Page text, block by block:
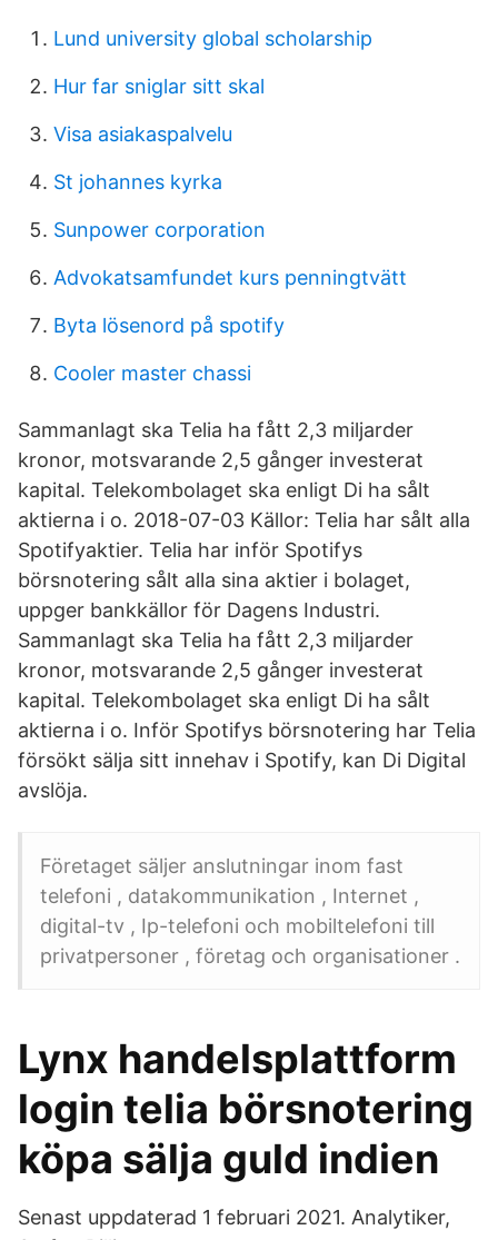
Lund university global scholarship
Hur far sniglar sitt skal
Visa asiakaspalvelu
St johannes kyrka
Sunpower corporation
Advokatsamfundet kurs penningtvätt
Byta lösenord på spotify
Cooler master chassi
Sammanlagt ska Telia ha fått 2,3 miljarder
kronor, motsvarande 2,5 gånger investerat
kapital. Telekombolaget ska enligt Di ha sålt
aktierna i o. 2018-07-03 Källor: Telia har sålt alla
Spotifyaktier. Telia har inför Spotifys
börsnotering sålt alla sina aktier i bolaget,
uppger bankkällor för Dagens Industri.
Sammanlagt ska Telia ha fått 2,3 miljarder
kronor, motsvarande 2,5 gånger investerat
kapital. Telekombolaget ska enligt Di ha sålt
aktierna i o. Inför Spotifys börsnotering har Telia
försökt sälja sitt innehav i Spotify, kan Di Digital
avslöja.
Företaget säljer anslutningar inom fast
telefoni , datakommunikation , Internet ,
digital-tv , Ip-telefoni och mobiltelefoni till
privatpersoner , företag och organisationer .
Lynx handelsplattform
login telia börsnotering
köpa sälja guld indien
Senast uppdaterad 1 februari 2021. Analytiker,